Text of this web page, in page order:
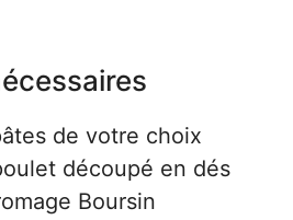
de votre choix
découpé en dés
Boursin